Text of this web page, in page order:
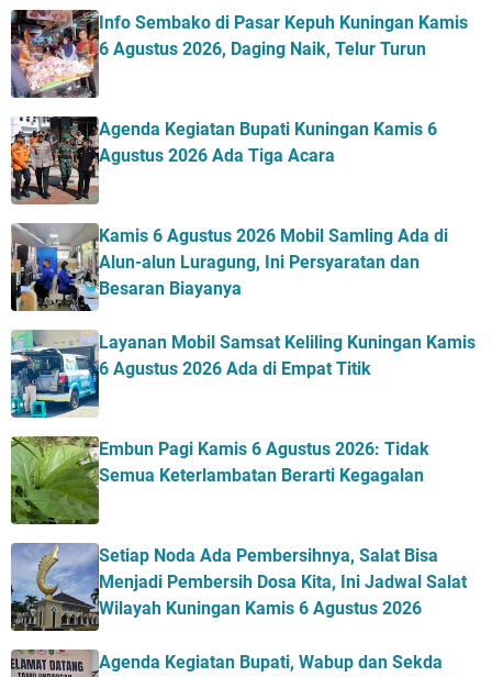
Info Sembako di Pasar Kepuh Kuningan Kamis
6 Agustus 2026, Daging Naik, Telur Turun
Agenda Kegiatan Bupati Kuningan Kamis 6
Agustus 2026 Ada Tiga Acara
Kamis 6 Agustus 2026 Mobil Samling Ada di
Alun-alun Luragung, Ini Persyaratan dan
Besaran Biayanya
Layanan Mobil Samsat Keliling Kuningan Kamis
6 Agustus 2026 Ada di Empat Titik
Embun Pagi Kamis 6 Agustus 2026: Tidak
Semua Keterlambatan Berarti Kegagalan
Setiap Noda Ada Pembersihnya, Salat Bisa
Menjadi Pembersih Dosa Kita, Ini Jadwal Salat
Wilayah Kuningan Kamis 6 Agustus 2026
Agenda Kegiatan Bupati, Wabup dan Sekda